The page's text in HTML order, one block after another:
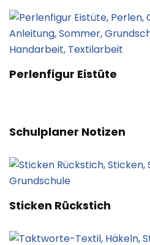
Perlenfigur Eistüte
Schulplaner Notizen
Sticken Rückstich